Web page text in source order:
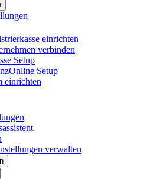
einrichten
verbinden
Setup
Setup
einrichten
verwalten